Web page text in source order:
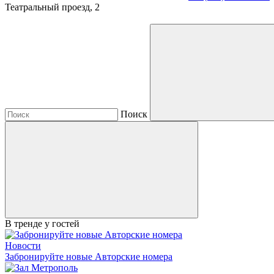
Театральный проезд, 2
Поиск
В тренде у гостей
Новости
Забронируйте новые Авторские номера